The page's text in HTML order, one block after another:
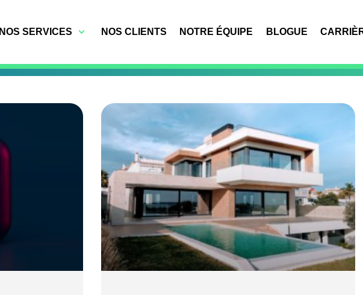
NOS SERVICES NOS CLIENTS NOTRE ÉQUIPE BLOGUE